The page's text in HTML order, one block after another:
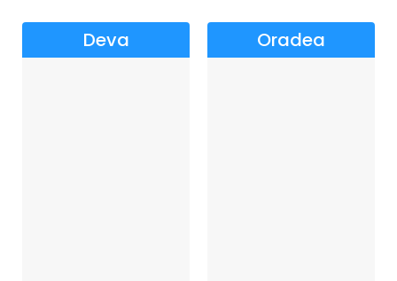
Deva Oradea